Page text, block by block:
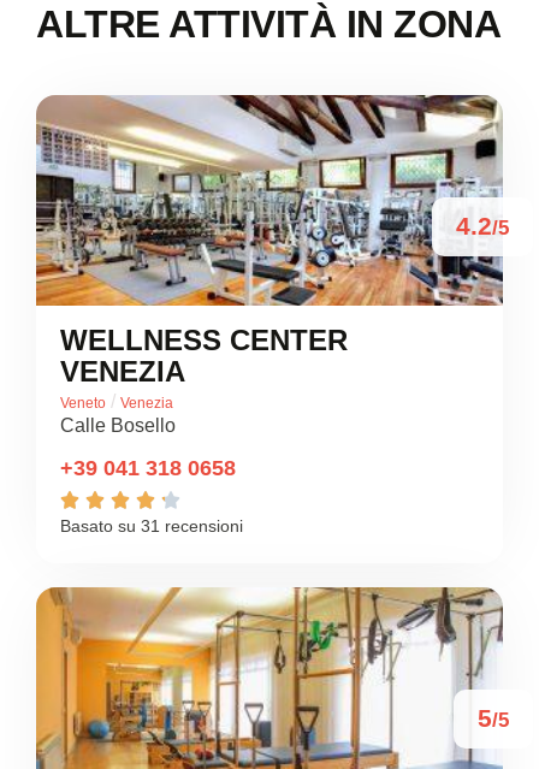
ALTRE ATTIVITÀ IN ZONA
4.2/5
WELLNESS CENTER
VENEZIA
Veneto / Venezia
Calle Bosello
+39 041 318 0658
    
Basato su 31 recensioni
5/5